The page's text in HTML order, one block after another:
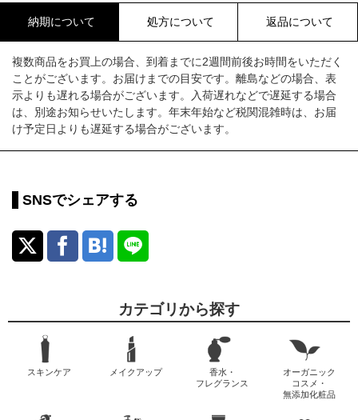
納期について 処方について 返品について
複数商品をお買上の場合、到着までに2週間前後お時間をいただく
ことがございます。お届けまでの目安です。離島などの場合、表
示よりも遅れる場合がございます。入荷遅れなどで遅延する場合
は、別途お知らせいたします。年末年始など税関混雑時は、お届
け予定日よりも遅延する場合がございます。
SNSでシェアする
カテゴリから探す
スキンケア メイクアップ
香水・
フレグランス
オーガニック
コスメ・
無添加化粧品